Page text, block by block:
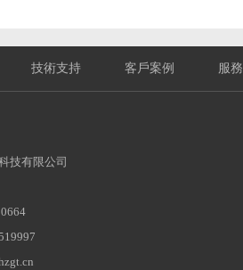
技術支持 客戶案例 服
技有限公司